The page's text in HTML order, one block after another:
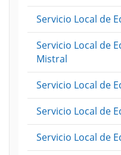
Servicio Local de
Servicio Local de
Mistral
Servicio Local de
Servicio Local de
Servicio Local de